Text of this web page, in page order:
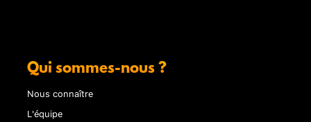
Qui sommes-nous ?
Nous connaître
L'équipe